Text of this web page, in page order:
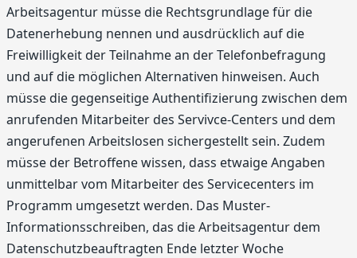
Arbeitsagentur müsse die Rechtsgrundlage für die
Datenerhebung nennen und ausdrücklich auf die
Freiwilligkeit der Teilnahme an der Telefonbefragung
und auf die möglichen Alternativen hinweisen. Auch
müsse die gegenseitige Authentifizierung zwischen dem
anrufenden Mitarbeiter des Servivce-Centers und dem
angerufenen Arbeitslosen sichergestellt sein. Zudem
müsse der Betroffene wissen, dass etwaige Angaben
unmittelbar vom Mitarbeiter des Servicecenters im
Programm umgesetzt werden. Das Muster-
Informationsschreiben, das die Arbeitsagentur dem
Datenschutzbeauftragten Ende letzter Woche